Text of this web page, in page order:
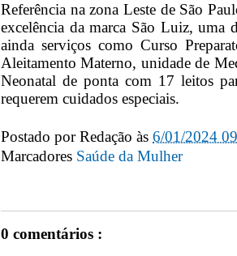
Referência na zona Leste de São
excelência da marca São Luiz, uma
ainda serviços como Curso
Aleitamento Materno, unidade de
Neonatal de ponta com 17 leitos
requerem cuidados especiais.
Postado porRedação às 6/01/2024
Marcadores Saúde da Mulher
0 comentários :